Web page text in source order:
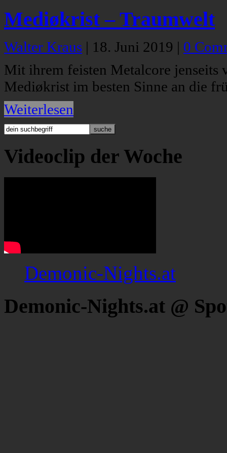
Mediøkrist – Traumwelt
Walter Kraus | 18. Juni 2019 | 0
Mit ihrem feisten Metalcore jenseits
Mediøkrist im besten Sinne an die
Weiterlesen
Videoclip der Woche
Demonic-Nights.at
Demonic-Nights.at @